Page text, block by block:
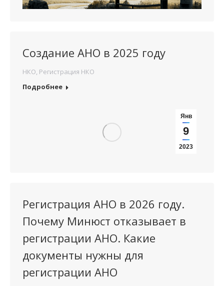
Создание АНО в 2025 году
НКО, Регистрация НКО
Подробнее
Янв
9
2023
Регистрация АНО в 2026 году.
Почему Минюст отказывает в
регистрации АНО. Какие
документы нужны для
регистрации АНО